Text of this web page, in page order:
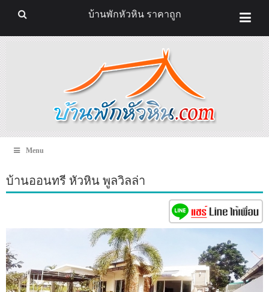
Menu
บ้านออนทรี หัวหิน พูลวิลล่า
บ้านพักหัวหิน ราคาถูก